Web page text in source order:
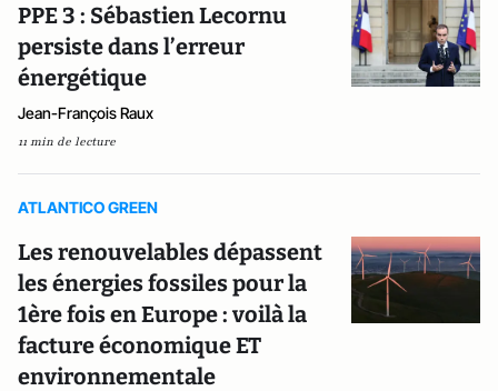
PPE 3 : Sébastien Lecornu
persiste dans l’erreur
énergétique
Jean-François Raux
11 min de lecture
ATLANTICO GREEN
Les renouvelables dépassent
les énergies fossiles pour la
1ère fois en Europe : voilà la
facture économique ET
environnementale